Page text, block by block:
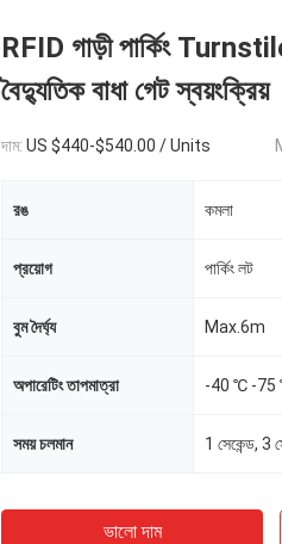
RFID গাড়ী পার্কিং
বৈদ্যুতিক বাধা গেট স্বয়ংক্রিয়
দাম: US $440-$540.00 / Units
রঙ কমলা
প্রয়োগ পার্কিং লট
বুম দৈর্ঘ্য Max.6m
অপারেটিং তাপমাত্রা -40 ℃ -75
সময় চলমান 1 সেকেন্ড, 3
ভালো দাম